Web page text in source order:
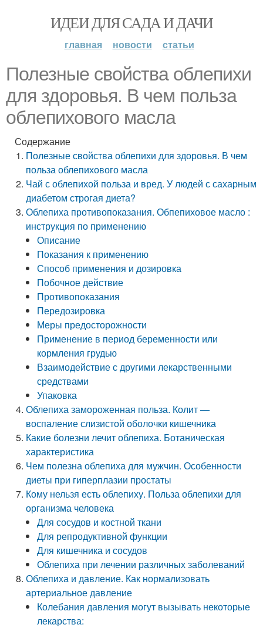
ИДЕИ ДЛЯ САДА И ДАЧИ
главная новости статьи
Полезные свойства облепихи
для здоровья. В чем польза
облепихового масла
Содержание
Полезные свойства облепихи для здоровья. В чем
польза облепихового масла
Чай с облепихой польза и вред. У людей с сахарным
диабетом строгая диета?
Облепиха противопоказания. Обпепиховое масло :
инструкция по применению
Описание
Показания к применению
Способ применения и дозировка
Побочное действие
Противопоказания
Передозировка
Меры предосторожности
Применение в период беременности или
кормления грудью
Взаимодействие с другими лекарственными
средствами
Упаковка
Облепиха замороженная польза. Колит —
воспаление слизистой оболочки кишечника
Какие болезни лечит облепиха. Ботаническая
характеристика
Чем полезна облепиха для мужчин. Особенности
диеты при гиперплазии простаты
Кому нельзя есть облепиху. Польза облепихи для
организма человека
Для сосудов и костной ткани
Для репродуктивной функции
Для кишечника и сосудов
Облепиха при лечении различных заболеваний
Облепиха и давление. Как нормализовать
артериальное давление
Колебания давления могут вызывать некоторые
лекарства: